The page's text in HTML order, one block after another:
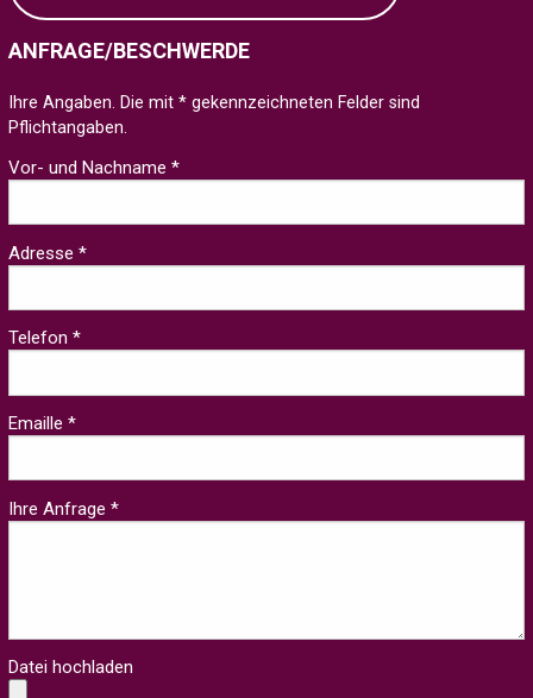
ANFRAGE/BESCHWERDE
Ihre Angaben. Die mit * gekennzeichneten Felder sind
Pflichtangaben.
Vor- und Nachname *
Adresse *
Telefon *
Emaille *
Ihre Anfrage *
Datei hochladen